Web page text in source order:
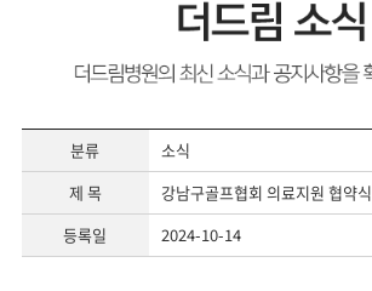
분류
소식
제 목
강남구골프협회 의료지원 협약식
등록일
2024-10-14